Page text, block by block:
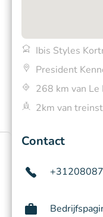
Ibis Styles
President
268 km van Le
2km van
Contact